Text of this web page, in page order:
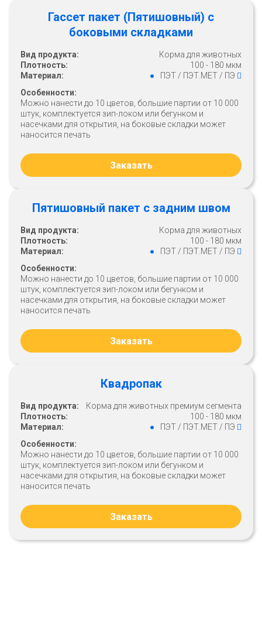
Гассет пакет (Пятишовный) с
боковыми складками
Вид продукта:
Корма для животных
Плотность:
100 - 180 мкм
Материал:
ПЭТ / ПЭТ.МЕТ / ПЭ
Особенности:
Можно нанести до 10 цветов, большие партии от 10 000
штук, комплектуется зип-локом или бегунком и
насечками для открытия, на боковые складки может
наносится печать
Заказать
Пятишовный пакет с задним швом
Вид продукта:
Корма для животных
Плотность:
100 - 180 мкм
Материал:
ПЭТ / ПЭТ.МЕТ / ПЭ
Особенности:
Можно нанести до 10 цветов, большие партии от 10 000
штук, комплектуется зип-локом или бегунком и
насечками для открытия, на боковые складки может
наносится печать
Заказать
Квадропак
Вид продукта:
Корма для животных премиум сегмента
Плотность:
100 - 180 мкм
Материал:
ПЭТ / ПЭТ.МЕТ / ПЭ
Особенности:
Можно нанести до 10 цветов, большие партии от 10 000
штук, комплектуется зип-локом или бегунком и
насечками для открытия, на боковые складки может
наносится печать
Заказать